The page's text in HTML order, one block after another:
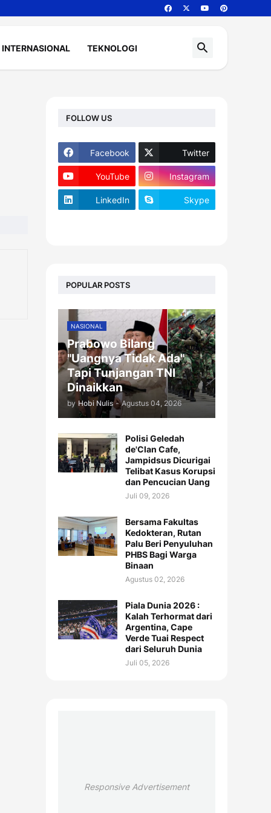
INTERNASIONAL TEKNOLOGI
FOLLOW US
Facebook Twitter
YouTube Instagram
LinkedIn Skype
POPULAR POSTS
NASIONAL
Prabowo Bilang
"Uangnya Tidak Ada"
Tapi Tunjangan TNI
Dinaikkan
by Hobi Nulis - Agustus 04, 2026
Polisi Geledah
de'Clan Cafe,
Jampidsus Dicurigai
Telibat Kasus Korupsi
dan Pencucian Uang
Juli 09, 2026
Bersama Fakultas
Kedokteran, Rutan
Palu Beri Penyuluhan
PHBS Bagi Warga
Binaan
Agustus 02, 2026
Piala Dunia 2026 :
Kalah Terhormat dari
Argentina, Cape
Verde Tuai Respect
dari Seluruh Dunia
Juli 05, 2026
Responsive Advertisement